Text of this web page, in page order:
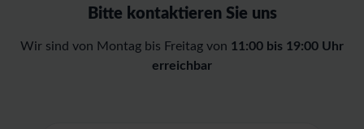
Bitte kontaktieren Sie uns
Wir sind von Montag bis Freitag von 11:00 bis 19:00 Uhr
erreichbar